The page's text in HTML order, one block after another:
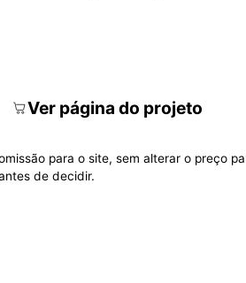
Ver página do projeto
para o site, sem alterar o preço
de decidir.